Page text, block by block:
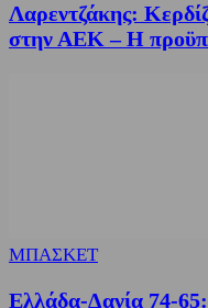
Λαρεντζάκης:
στην ΑΕΚ – Η
ΜΠΑΣΚΕΤ
Ελλάδα-Δανία 74-